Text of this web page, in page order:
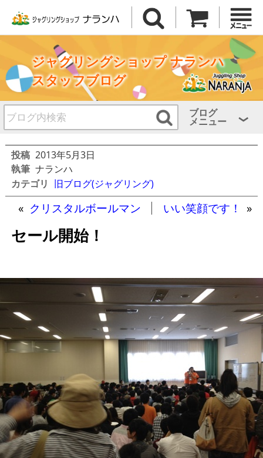
ジャグリングショップ ナランハ
スタッフブログ
ブログ
メニュー
投稿 2013年5月3日
執筆 ナランハ
カテゴリ 旧ブログ(ジャグリング)
« クリスタルボールマン いい笑顔です！ »
セール開始！